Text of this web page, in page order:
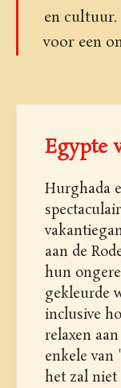
en
voor een
Egypte
Hurghada
aan de
hun
gekleurde
inclusive
relaxen
enkele van
het zal